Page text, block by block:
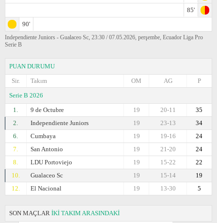
85'
90'
Independiente Juniors - Gualaceo Sc, 23:30 / 07.05.2026, perşembe, Ecuador Liga Pro
Serie B
PUAN DURUMU
Sir.
Takım P
AG
OM
Serie B 2026
1.
9 de Octubre 35
20-11
19
2.
Independiente Juniors 34
23-13
19
6.
Cumbaya 24
19-16
19
7.
San Antonio 24
21-20
19
8.
LDU Portoviejo 22
15-22
19
10.
Gualaceo Sc 19
15-14
19
12.
El Nacional 5
13-30
19
SON MAÇLAR İKİ TAKIM ARASINDAKİ